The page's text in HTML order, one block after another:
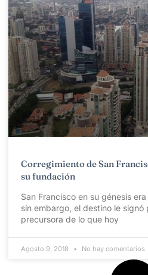
Corregimiento de San
su fundación
San Francisco en su génesis
sin embargo, el destino le
precursora de lo que hoy
Agosto 9, 2018 No hay comentarios